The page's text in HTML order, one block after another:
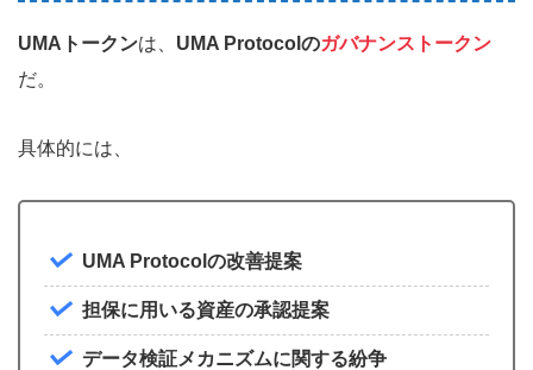
UMAトークンは、 UMA Protocolのガバナンストークン
だ。
具体的には、
UMA Protocolの改善提案
担保に用いる資産の承認提案
データ検証メカニズムに関する紛争